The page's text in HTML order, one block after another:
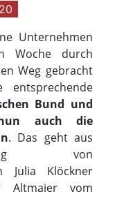
Unternehmen
Woche durch
Weg gebracht
Bund und
auch die
. Das geht aus
von
Julia Klöckner
Altmaier vom